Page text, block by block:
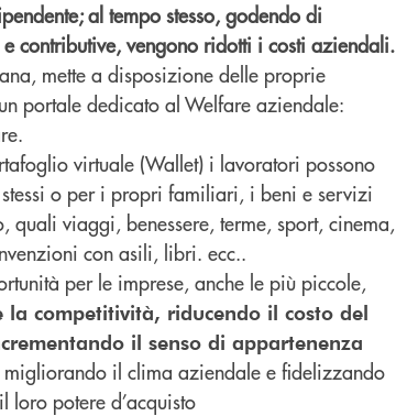
al tempo stesso, godendo di
contributive, vengono ridotti i costi aziendali.
mette a disposizione delle proprie
portale dedicato al Welfare aziendale:
virtuale (Wallet) i lavoratori possono
o per i propri familiari, i beni e servizi
quali viaggi, benessere, terme, sport, cinema,
con asili, libri. ecc..
per le imprese, anche le più piccole,
competitività, riducendo il costo del
il senso di appartenenza
migliorando il clima aziendale e fidelizzando
loro potere d’acquisto